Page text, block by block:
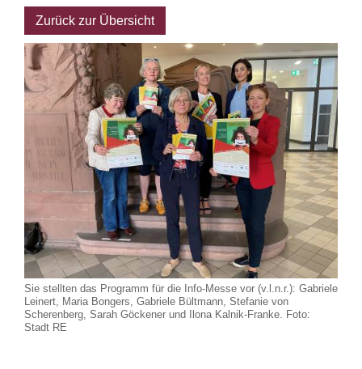
Zurück zur Übersicht
Sie stellten das Programm für die Info-Messe vor (v.l.n.r.): Gabriele
Leinert, Maria Bongers, Gabriele Bültmann, Stefanie von
Scherenberg, Sarah Göckener und Ilona Kalnik-Franke. Foto:
Stadt RE